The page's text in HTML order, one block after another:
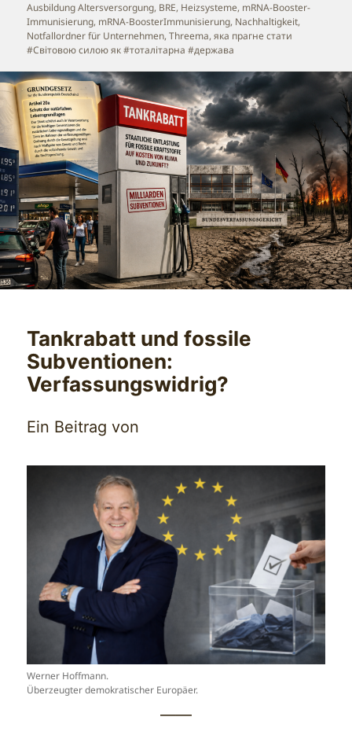
Ausbildung Altersversorgung, BRE, Heizsysteme, mRNA-Booster-
Immunisierung, mRNA-BoosterImmunisierung, Nachhaltigkeit,
Notfallordner für Unternehmen,Threema,яка прагне стати
#Світовою силою як #тоталітарна #держава
Tankrabatt und fossile
Subventionen:
Verfassungswidrig?
Ein Beitrag von
Werner Hoffmann.
Überzeugter demokratischer Europäer.
——